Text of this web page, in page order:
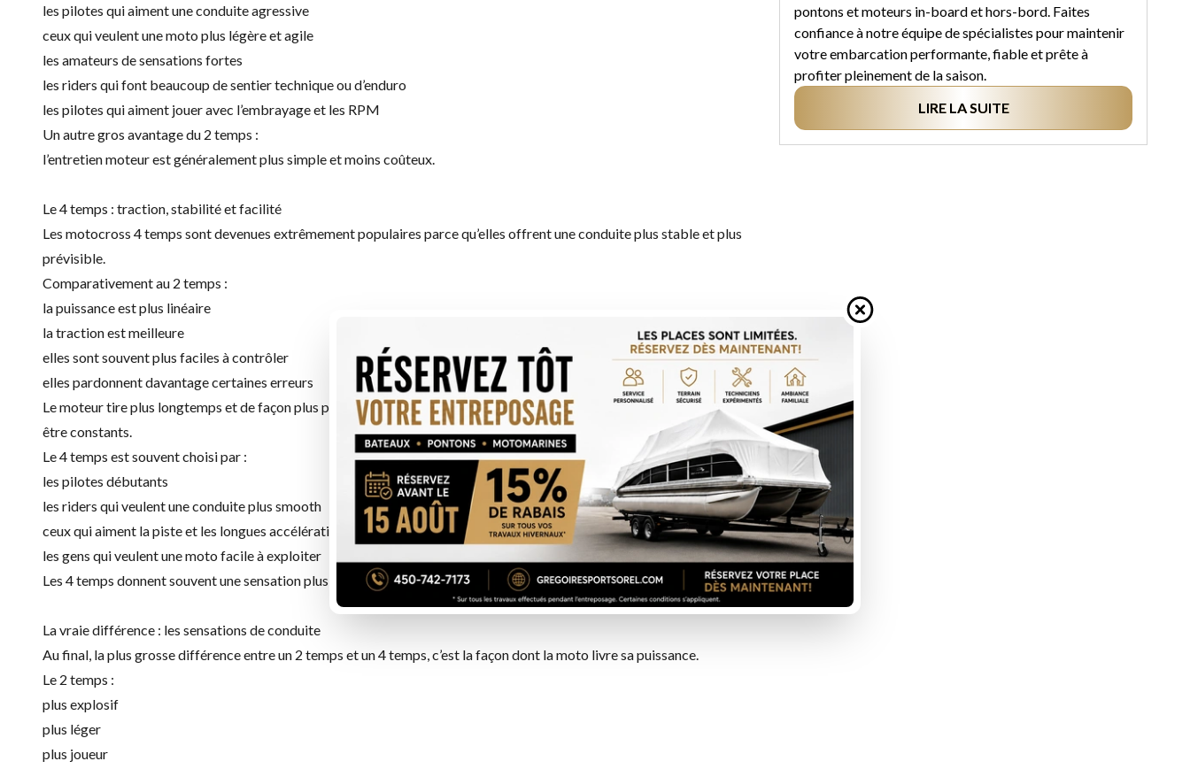
les pilotes qui aiment une conduite agressive
ceux qui veulent une moto plus légère et agile
les amateurs de sensations fortes
les riders qui font beaucoup de sentier technique ou d’enduro
les pilotes qui aiment jouer avec l’embrayage et les RPM
Un autre gros avantage du 2 temps :
l’entretien moteur est généralement plus simple et moins coûteux.
Le 4 temps : traction, stabilité et facilité
Les motocross 4 temps sont devenues extrêmement populaires parce qu’elles offrent une conduite plus stable et plus
prévisible.
Comparativement au 2 temps :
la puissance est plus linéaire
la traction est meilleure
elles sont souvent plus faciles à contrôler
elles pardonnent davantage certaines erreurs
Le moteur tire plus longtemps et de façon plus progressive, ce qui aide beaucoup les pilotes débutants et intermédiaires à
être constants.
Le 4 temps est souvent choisi par :
les pilotes débutants
les riders qui veulent une conduite plus smooth
ceux qui aiment la piste et les longues accélérations
les gens qui veulent une moto facile à exploiter
Les 4 temps donnent souvent une sensation plus “plantée” au sol, surtout dans les sorties de virages et les sections rapides.
La vraie différence : les sensations de conduite
Au final, la plus grosse différence entre un 2 temps et un 4 temps, c’est la façon dont la moto livre sa puissance.
Le 2 temps :
plus explosif
plus léger
plus joueur
pontons et moteurs in-board et hors-bord. Faites
confiance à notre équipe de spécialistes pour maintenir
votre embarcation performante, fiable et prête à
profiter pleinement de la saison.
LIRE LA SUITE